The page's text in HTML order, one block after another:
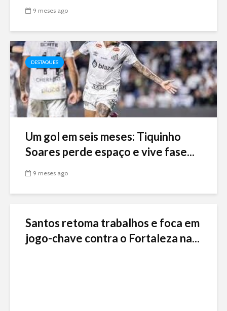
9 meses ago
DESTAQUES
Um gol em seis meses: Tiquinho
Soares perde espaço e vive fase...
9 meses ago
Santos retoma trabalhos e foca em
jogo-chave contra o Fortaleza na...